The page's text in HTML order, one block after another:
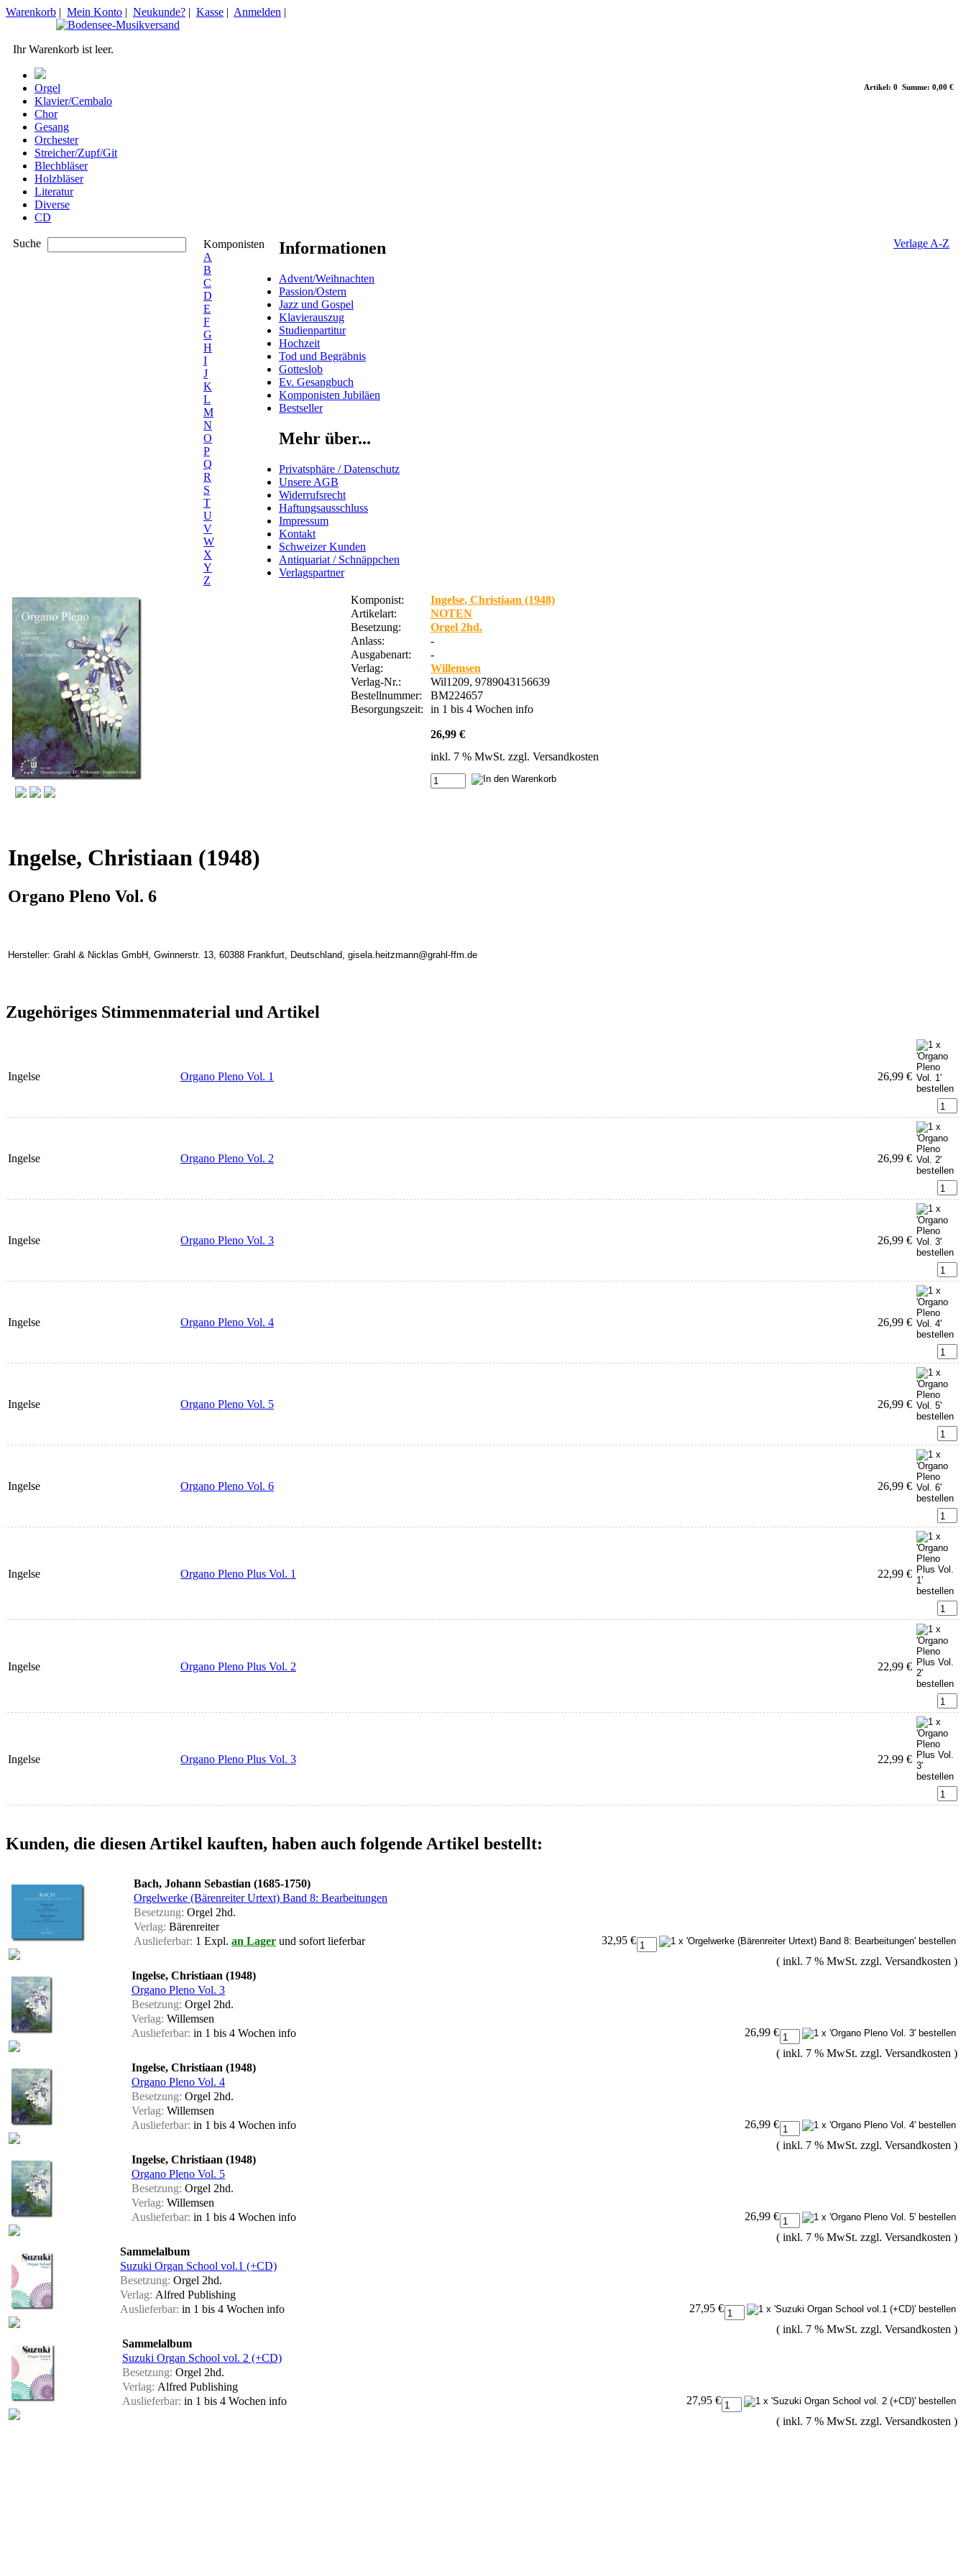
Artikel: 0 Summe: 0,00 €
Warenkorb | Mein Konto | Neukunde? | Kasse | Anmelden |
Ihr Warenkorb ist leer.
Orgel
Klavier/Cembalo
Chor
Gesang
Orchester
Streicher/Zupf/Git
Blechbläser
Holzbläser
Literatur
Diverse
CD
Suche
Komponisten
A
B
C
D
E
F
G
H
I
J
K
L
M
N
O
P
Q
R
S
T
U
V
W
X
Y
Z
Verlage A-Z
Informationen
Advent/Weihnachten
Passion/Ostern
Jazz und Gospel
Klavierauszug
Studienpartitur
Hochzeit
Tod und Begräbnis
Gotteslob
Ev. Gesangbuch
Komponisten Jubiläen
Bestseller
Mehr über...
Privatsphäre / Datenschutz
Unsere AGB
Widerrufsrecht
Haftungsausschluss
Impressum
Kontakt
Schweizer Kunden
Antiquariat / Schnäppchen
Verlagspartner
Komponist:
Ingelse, Christiaan (1948)
Artikelart:
NOTEN
Besetzung:
Orgel 2hd.
Anlass:
-
Ausgabenart:
-
Verlag:
Willemsen
Verlag-Nr.:
Wil1209, 9789043156639
Bestellnummer:
BM224657
Besorgungszeit:
in 1 bis 4 Wochen info
26,99 €
inkl. 7 % MwSt. zzgl. Versandkosten
Ingelse, Christiaan (1948)
Organo Pleno Vol. 6
Hersteller: Grahl & Nicklas GmbH, Gwinnerstr. 13, 60388 Frankfurt, Deutschland, gisela.heitzmann@grahl-ffm.de
Zugehöriges Stimmenmaterial und Artikel
Ingelse Organo Pleno Vol. 1 26,99 €
Ingelse Organo Pleno Vol. 2 26,99 €
Ingelse Organo Pleno Vol. 3 26,99 €
Ingelse Organo Pleno Vol. 4 26,99 €
Ingelse Organo Pleno Vol. 5 26,99 €
Ingelse Organo Pleno Vol. 6 26,99 €
Ingelse Organo Pleno Plus Vol. 1 22,99 €
Ingelse Organo Pleno Plus Vol. 2 22,99 €
Ingelse Organo Pleno Plus Vol. 3 22,99 €
Kunden, die diesen Artikel kauften, haben auch folgende Artikel bestellt:
Bach, Johann Sebastian (1685-1750)
Orgelwerke (Bärenreiter Urtext) Band 8: Bearbeitungen
Besetzung: Orgel 2hd.
Verlag: Bärenreiter
Auslieferbar: 1 Expl. an Lager und sofort lieferbar
32,95 €
( inkl. 7 % MwSt. zzgl. Versandkosten )
Ingelse, Christiaan (1948)
Organo Pleno Vol. 3
Besetzung: Orgel 2hd.
Verlag: Willemsen
Auslieferbar: in 1 bis 4 Wochen info
26,99 €
( inkl. 7 % MwSt. zzgl. Versandkosten )
Ingelse, Christiaan (1948)
Organo Pleno Vol. 4
Besetzung: Orgel 2hd.
Verlag: Willemsen
Auslieferbar: in 1 bis 4 Wochen info
26,99 €
( inkl. 7 % MwSt. zzgl. Versandkosten )
Ingelse, Christiaan (1948)
Organo Pleno Vol. 5
Besetzung: Orgel 2hd.
Verlag: Willemsen
Auslieferbar: in 1 bis 4 Wochen info
26,99 €
( inkl. 7 % MwSt. zzgl. Versandkosten )
Sammelalbum
Suzuki Organ School vol.1 (+CD)
Besetzung: Orgel 2hd.
Verlag: Alfred Publishing
Auslieferbar: in 1 bis 4 Wochen info
27,95 €
( inkl. 7 % MwSt. zzgl. Versandkosten )
Sammelalbum
Suzuki Organ School vol. 2 (+CD)
Besetzung: Orgel 2hd.
Verlag: Alfred Publishing
Auslieferbar: in 1 bis 4 Wochen info
27,95 €
( inkl. 7 % MwSt. zzgl. Versandkosten )